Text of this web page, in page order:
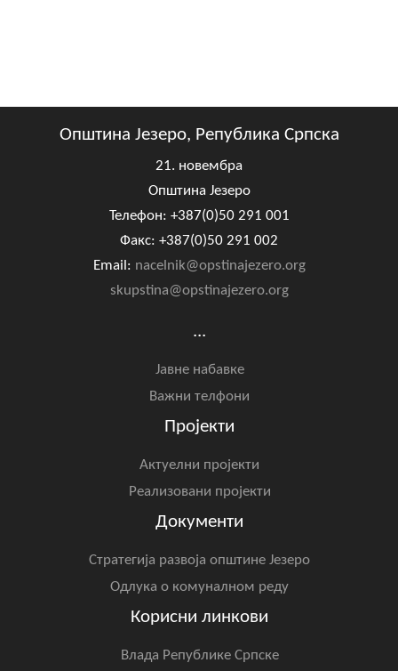
Општина Језеро, Република Српска
21. новембра
Општина Језеро
Телефон: +387(0)50 291 001
Факс: +387(0)50 291 002
Email: nacelnik@opstinajezero.org
skupstina@opstinajezero.org
...
Јавне набавке
Важни телфони
Пројекти
Актуелни пројекти
Реализовани пројекти
Документи
Стратегија развоја општине Језеро
Одлука о комуналном реду
Корисни линкови
Влада Републике Српске